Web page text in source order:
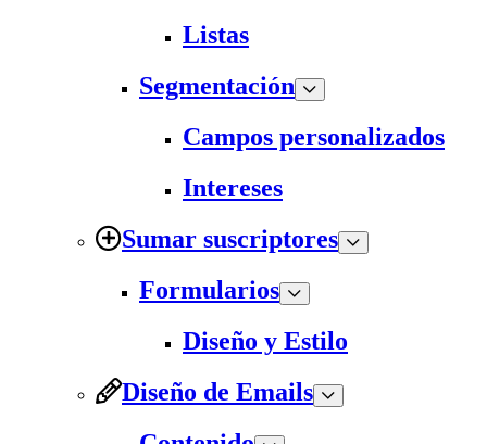
Listas
Segmentación
Campos personalizados
Intereses
Sumar suscriptores
Formularios
Diseño y Estilo
Diseño de Emails